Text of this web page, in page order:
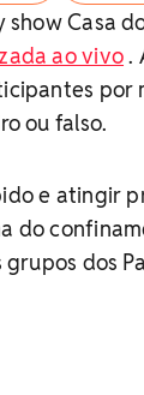
Casa
ao vivo.
por
ou falso.
e atingir
do
dos